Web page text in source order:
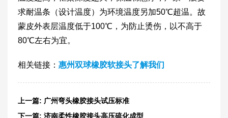
求耐温条（设计温度）为环境温度另加50℃超温。故
蒙皮外表层温度低于100℃，为防止烫伤，以不高于
80℃左右为宜。
相关链接： 惠州双球橡胶软接头了解我们
上一篇: 广州弯头橡胶接头试压标准
下一篇: 济南柔性橡胶接头高压硫化成型